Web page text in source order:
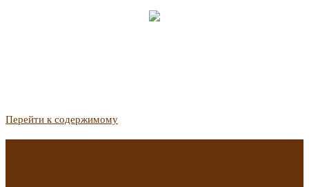
Перейти к содержимому